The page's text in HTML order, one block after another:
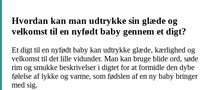
Hvordan kan man udtrykke sin glæde og
velkomst til en nyfødt baby gennem et digt?
Et digt til en nyfødt baby kan udtrykke glæde, kærlighed og
velkomst til det lille vidunder. Man kan bruge blide ord, søde
rim og smukke beskrivelser i digtet for at formidle den dybe
følelse af lykke og varme, som fødslen af en ny baby bringer
med sig.